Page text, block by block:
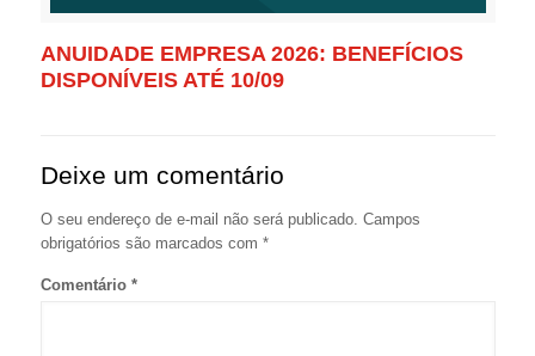
ANUIDADE EMPRESA 2026: BENEFÍCIOS
DISPONÍVEIS ATÉ 10/09
Deixe um comentário
O seu endereço de e-mail não será publicado. Campos
obrigatórios são marcados com *
Comentário *